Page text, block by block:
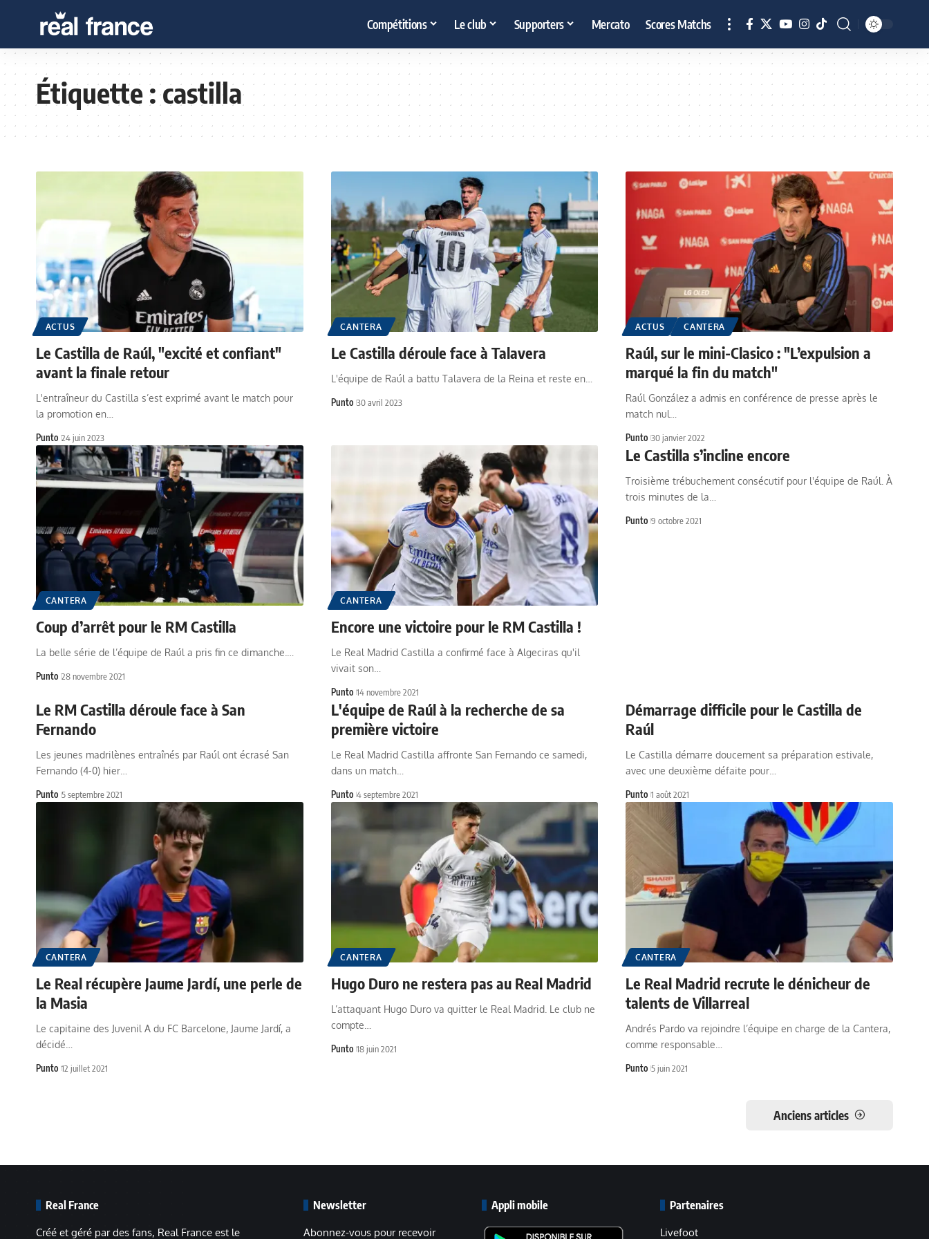
Compétitions Le club Supporters Mercato Scores Matchs
Étiquette :castilla
ACTUS
Le Castilla de Raúl, "excité et confiant"
avant la finale retour
L'entraîneur du Castilla s’est exprimé avant le match pour
la promotion en…
Punto 24 juin 2023
CANTERA
Le Castilla déroule face à Talavera
L'équipe de Raúl a battu Talavera de la Reina et reste en…
Punto 30 avril 2023
ACTUS CANTERA
Raúl, sur le mini-Clasico : "L’expulsion a
marqué la fin du match"
Raúl González a admis en conférence de presse après le
match nul…
Punto 30 janvier 2022
CANTERA
Coup d’arrêt pour le RM Castilla
La belle série de l’équipe de Raúl a pris fin ce dimanche.…
Punto 28 novembre 2021
CANTERA
Encore une victoire pour le RM Castilla !
Le Real Madrid Castilla a confirmé face à Algeciras qu'il
vivait son…
Punto 14 novembre 2021
Le Castilla s’incline encore
Troisième trébuchement consécutif pour l'équipe de Raúl. À
trois minutes de la…
Punto 9 octobre 2021
Le RM Castilla déroule face à San
Fernando
Les jeunes madrilènes entraînés par Raúl ont écrasé San
Fernando (4-0) hier…
Punto 5 septembre 2021
L'équipe de Raúl à la recherche de sa
première victoire
Le Real Madrid Castilla affronte San Fernando ce samedi,
dans un match…
Punto 4 septembre 2021
Démarrage difficile pour le Castilla de
Raúl
Le Castilla démarre doucement sa préparation estivale,
avec une deuxième défaite pour…
Punto 1 août 2021
CANTERA
Le Real récupère Jaume Jardí, une perle de
la Masia
Le capitaine des Juvenil A du FC Barcelone, Jaume Jardí, a
décidé…
Punto 12 juillet 2021
CANTERA
Hugo Duro ne restera pas au Real Madrid
L’attaquant Hugo Duro va quitter le Real Madrid. Le club ne
compte…
Punto 18 juin 2021
CANTERA
Le Real Madrid recrute le dénicheur de
talents de Villarreal
Andrés Pardo va rejoindre l’équipe en charge de la Cantera,
comme responsable…
Punto 5 juin 2021
Anciens articles
Real France
Créé et géré par des fans, Real France est le
Newsletter
Abonnez-vous pour recevoir
Appli mobile Partenaires
Livefoot